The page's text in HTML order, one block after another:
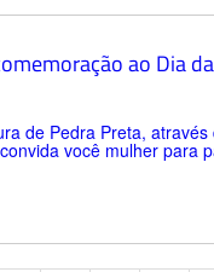
ao Dia
de Pedra Preta,
você mulher para